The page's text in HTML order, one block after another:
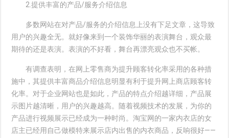
2.提供丰富的产品/服务介绍信息
多数网站在对产品/服务的介绍信息上没有下足文章，这导致
用户的兴趣全无。就好像来到一个装饰华丽的表演舞台，观众最
期待的还是表演。表演的不好看，舞台再漂亮观众也不买帐。
有调查表明，在网上零售商为提升顾客转化率采用的各种措
施中，其提供丰富商品介绍信息明显有利于提升网上商店顾客转
化率。对于企业网站也是如此，产品的特点介绍越详细，产品展
示图片越清晰，用户的兴趣越高。随着视频技术的发展，为你的
产品进行视频展示已经成为一种时尚。淘宝网的一家内衣店的女
店主已经用自己做模特来展示店内出售的内衣商品，反响很好――